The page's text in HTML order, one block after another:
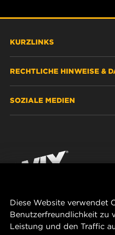
KURZLINKS
HÄNDLERSUCHE
KONTAKT
RECHTLICHE HINWEISE &
IMPRESSUM
SOZIALE MEDIEN
YouTube
MANN+HUMMEL FT
ul. Wrocławska 145,
Diese Website verwendet
Benutzerfreundlichkeit zu
Leistung und den Traffic